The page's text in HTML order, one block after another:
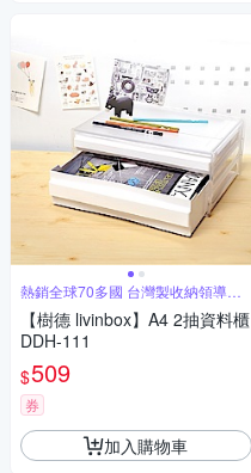
熱銷全球70多國 台灣製收納領導品
牌
【樹德 livinbox】A4 2抽資料櫃
DDH-111
$509
券
加入購物車